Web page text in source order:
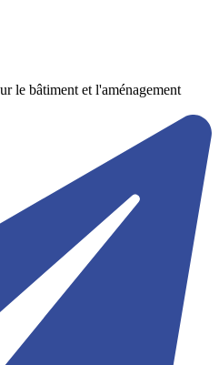
le bâtiment et l'aménagement